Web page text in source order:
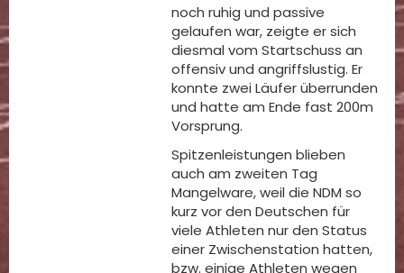
noch ruhig und passive
gelaufen war, zeigte er sich
diesmal vom Startschuss an
offensiv und angriffslustig. Er
konnte zwei Läufer überrunden
und hatte am Ende fast 200m
Vorsprung.
Spitzenleistungen blieben
auch am zweiten Tag
Mangelware, weil die NDM so
kurz vor den Deutschen für
viele Athleten nur den Status
einer Zwischenstation hatten,
bzw. einige Athleten wegen